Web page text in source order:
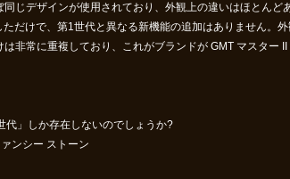
じデザインが使用されており、外観上の違いはほとんど
だけで、第1世代と異なる新機能の追加はありません。
非常に重複しており、これがブランドが GMT マスター
代」しか存在しないのでしょうか?
ンシー ストーン